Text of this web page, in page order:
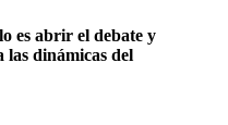
es abrir el debate y
las dinámicas del